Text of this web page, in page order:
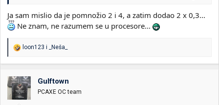
Ja sam mislio da je pomnožio 2 i 4, a zatim dodao 2 x 0,3...
Ne znam, ne razumem se u procesore...
R
o
v
a
n
loon123 i _Neša_
Gulftown
PCAXE OC team